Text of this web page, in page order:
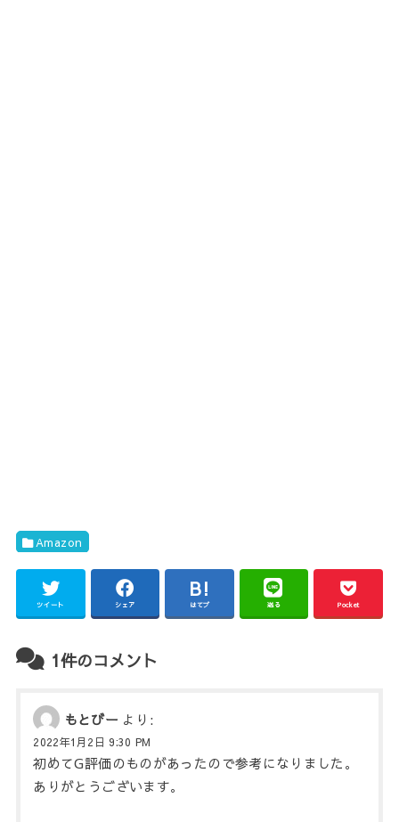
Amazon
ツイート シェア はてブ 送る Pocket
1件のコメント
もとびー より:
2022年1月2日 9:30 PM
初めてG評価のものがあったので参考になりました。
ありがとうございます。